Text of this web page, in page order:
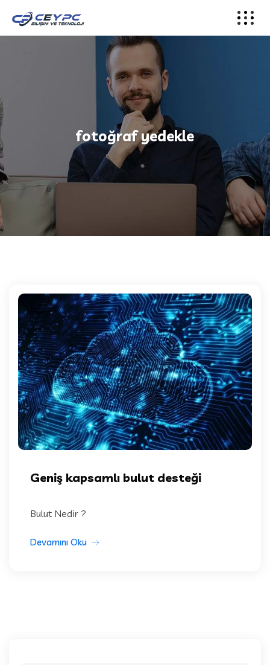
fotoğraf yedekle
Geniş kapsamlı bulut desteği
Bulut Nedir ?
Devamını Oku